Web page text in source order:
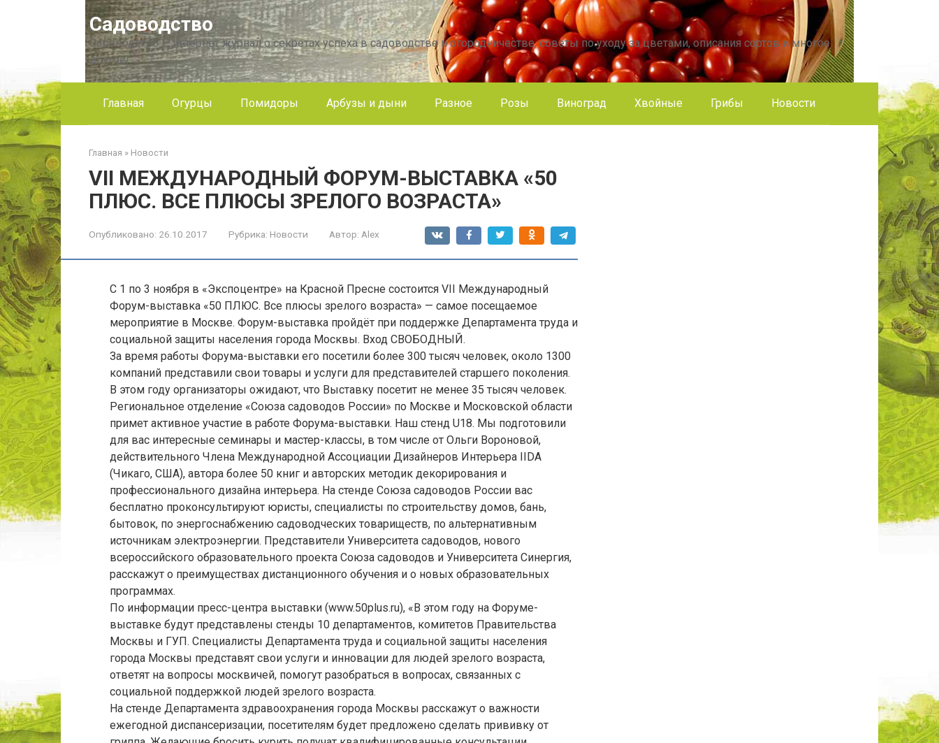
Садоводство
Садоводство — интернет журнал о секретах успеха в садоводстве и огородничестве, советы по уходу за цветами, описания сортов и многое
другое!
Главная Огурцы Помидоры Арбузы и дыни Разное Розы Виноград Хвойные Грибы Новости
Главная » Новости
VII МЕЖДУНАРОДНЫЙ ФОРУМ-ВЫСТАВКА «50
ПЛЮС. ВСЕ ПЛЮСЫ ЗРЕЛОГО ВОЗРАСТА»
Опубликовано: 26.10.2017 Рубрика: Новости Автор: Alex
С 1 по 3 ноября в «Экспоцентре» на Красной Пресне состоится VII Международный
Форум-выставка «50 ПЛЮС. Все плюсы зрелого возраста» — самое посещаемое
мероприятие в Москве. Форум-выставка пройдёт при поддержке Департамента труда и
социальной защиты населения города Москвы. Вход СВОБОДНЫЙ.
За время работы Форума-выставки его посетили более 300 тысяч человек, около 1300
компаний представили свои товары и услуги для представителей старшего поколения.
В этом году организаторы ожидают, что Выставку посетит не менее 35 тысяч человек.
Региональное отделение «Союза садоводов России» по Москве и Московской области
примет активное участие в работе Форума-выставки. Наш стенд U18. Мы подготовили
для вас интересные семинары и мастер-классы, в том числе от Ольги Вороновой,
действительного Члена Международной Ассоциации Дизайнеров Интерьера IIDA
(Чикаго, США), автора более 50 книг и авторских методик декорирования и
профессионального дизайна интерьера. На стенде Союза садоводов России вас
бесплатно проконсультируют юристы, специалисты по строительству домов, бань,
бытовок, по энергоснабжению садоводческих товариществ, по альтернативным
источникам электроэнергии. Представители Университета садоводов, нового
всероссийского образовательного проекта Союза садоводов и Университета Синергия,
расскажут о преимуществах дистанционного обучения и о новых образовательных
программах.
По информации пресс-центра выставки (www.50plus.ru), «В этом году на Форуме-
выставке будут представлены стенды 10 департаментов, комитетов Правительства
Москвы и ГУП. Специалисты Департамента труда и социальной защиты населения
города Москвы представят свои услуги и инновации для людей зрелого возраста,
ответят на вопросы москвичей, помогут разобраться в вопросах, связанных с
социальной поддержкой людей зрелого возраста.
На стенде Департамента здравоохранения города Москвы расскажут о важности
ежегодной диспансеризации, посетителям будет предложено сделать прививку от